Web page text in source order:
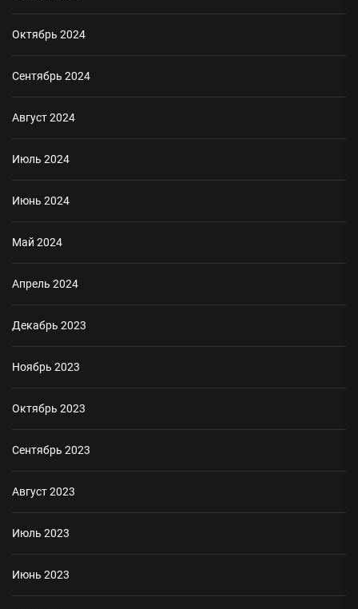
Октябрь 2024
Сентябрь 2024
Август 2024
Июль 2024
Июнь 2024
Май 2024
Апрель 2024
Декабрь 2023
Ноябрь 2023
Октябрь 2023
Сентябрь 2023
Август 2023
Июль 2023
Июнь 2023